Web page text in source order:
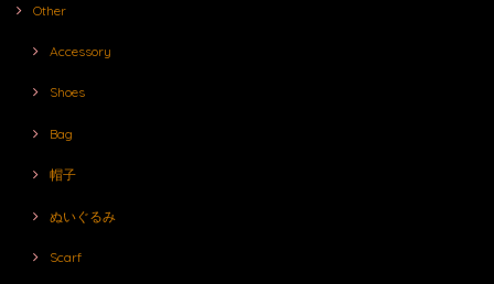
Other
Accessory
Shoes
Bag
帽子
ぬいぐるみ
Scarf